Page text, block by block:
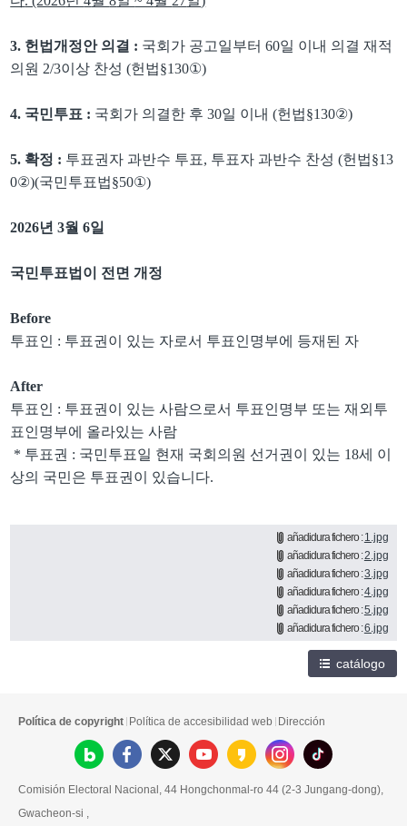
3. 헌법개정안 의결 : 국회가 공고일부터60일 이내 의결 재적
의원 2/3이상 찬성(헌법§130①)
4. 국민투표 : 국회가 의결한 후30일 이내(헌법§130②)
5. 확정 : 투표권자 과반수 투표, 투표자 과반수 찬성(헌법§13
0②)(국민투표법§50①)
2026년3월6일
국민투표법이 전면 개정
Before
투표인 : 투표권이 있는 자로서 투표인명부에 등재된 자
After
투표인 : 투표권이 있는 사람으로서 투표인명부 또는 재외투
표인명부에 올라있는 사람
* 투표권 : 국민투표일 현재 국회의원 선거권이 있는 18세 이
상의 국민은 투표권이 있습니다.
añadidura fichero :1.jpg
añadidura fichero :2.jpg
añadidura fichero :3.jpg
añadidura fichero :4.jpg
añadidura fichero :5.jpg
añadidura fichero :6.jpg
catálogo
Política de copyright Política de accesibilidad web Dirección
Comisión Electoral Nacional, 44 Hongchonmal-ro 44 (2-3 Jungang-dong),
Gwacheon-si ,